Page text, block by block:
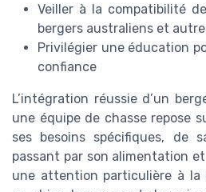
Veiller à la compatibilité
bergers australiens et
Privilégier une éducation
confiance
L’intégration réussie d’un
une équipe de chasse repose
ses besoins spécifiques, de
passant par son alimentation
une attention particulière à la